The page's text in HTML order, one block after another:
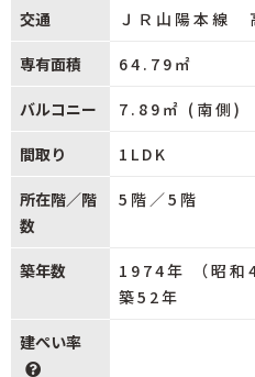
交通 ＪＲ山陽本線
専有面積 64.79㎡
バルコニー 7.89㎡ (南側)
間取り 1LDK
所在階／階
数
5階／5階
築年数
1974年 （昭和
築52年
建ぺい率